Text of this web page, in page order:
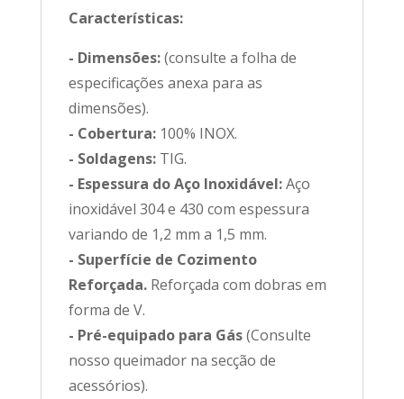
Características:
- Dimensões:(consulte a folha de
especificações anexa para as
dimensões).
- Cobertura:100% INOX.
- Soldagens:TIG.
- Espessura do Aço Inoxidável:Aço
inoxidável 304 e 430 com espessura
variando de 1,2 mm a 1,5 mm.
- Superfície de Cozimento
Reforçada.Reforçada com dobras em
forma de V.
- Pré-equipado para Gás(Consulte
nosso queimador na secção de
acessórios).